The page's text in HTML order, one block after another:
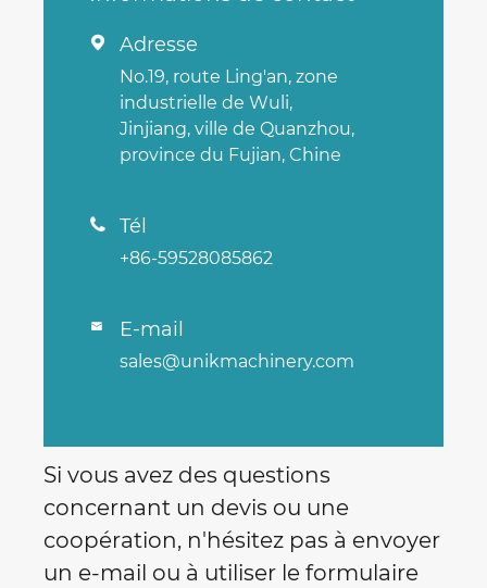
 Adresse
No.19, route Ling'an, zone
industrielle de Wuli,
Jinjiang, ville de Quanzhou,
province du Fujian, Chine
 Tél
+86-59528085862
 E-mail
sales@unikmachinery.com
Si vous avez des questions
concernant un devis ou une
coopération, n'hésitez pas à envoyer
un e-mail ou à utiliser le formulaire